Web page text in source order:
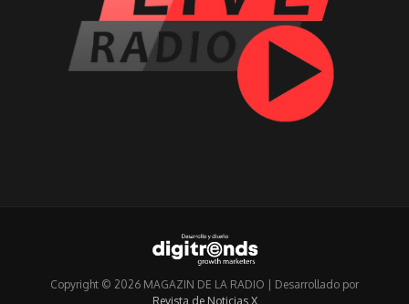
Copyright © 2026 MAGAZIN DE LA RADIO | Desarrollado por
Revista de Noticias X